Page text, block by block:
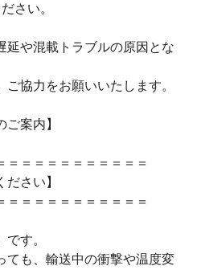
さい。
や混載トラブルの原因とな
協力をお願いいたします。
ご案内】
＝＝＝＝＝＝＝＝＝＝＝
ださい】
＝＝＝＝＝＝＝＝＝＝＝
す。
ても、輸送中の衝撃や温度変